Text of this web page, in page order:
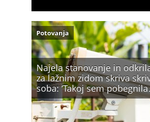
Najela stanovanje in
za lažnim zidom skriva
soba: ‘Takoj sem
Potovanja